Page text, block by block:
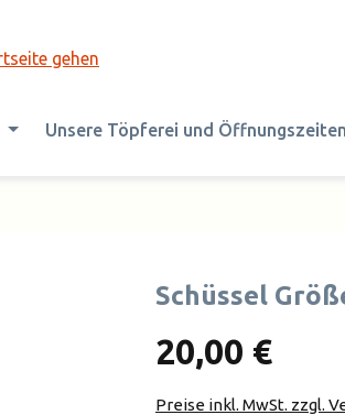
Unsere Töpferei und Öffnungszeiten
Schüssel
20,00 €
Preise inkl. MwSt. zzgl.